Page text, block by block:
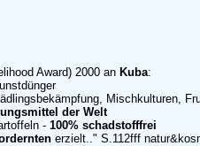
Award) 2000 an Kuba:
Mischkulturen,
der Welt
- 100% schadstofffrei
erzielt.." S.112fff